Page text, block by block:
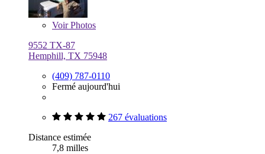
VoirPhotos
9552 TX-87
Hemphill, TX 75948
(409) 787-0110
Fermé aujourd'hui
267 évaluations
Distance estimée
7,8 milles